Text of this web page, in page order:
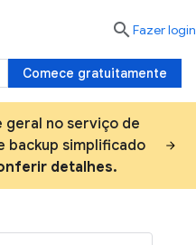
geral no serviço de
backup simplificado
detalhes.
 Fazer login
Comece gratuitamente